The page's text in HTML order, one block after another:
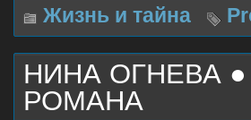
Жизнь и тайна
НИНА ОГНЕВА
РОМАНА